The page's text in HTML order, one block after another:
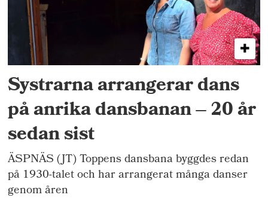
Systrarna arrangerar dans
på anrika dansbanan – 20 år
sedan sist
ÄSPNÄS (JT) Toppens dansbana byggdes redan
på 1930-talet och har arrangerat många danser
genom åren